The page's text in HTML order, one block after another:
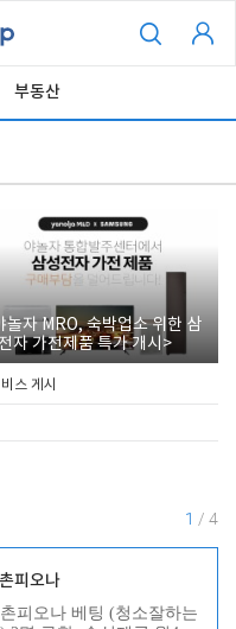
부동산
놀자 MRO, 숙박업소 위한 삼
자 가전제품 특가 개시>
스 게시
1 / 4
피오나
오나 베팅 (청소잘하는